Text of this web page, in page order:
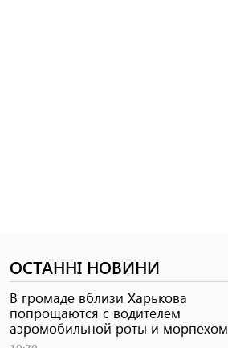
ОСТАННІ НОВИНИ
В громаде вблизи Харькова
попрощаются с водителем
аэромобильной роты и морпехом